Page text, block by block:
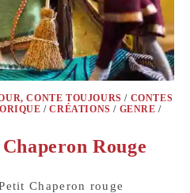
CONTE TOUJOURS / CONTES
/CRÉATIONS / GENRE /
Rouge
Chaperon rouge